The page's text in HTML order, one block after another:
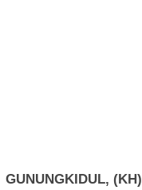
GUNUNGKIDUL, (KH)